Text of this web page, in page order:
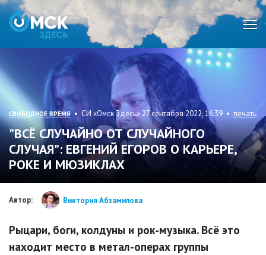
СВОБОДНОЕ ВРЕМЯ• СИ «Омск Здесь» 27 сентября 2022, 16:39 • печать
"ВСЁ СЛУЧАЙНО ОТ СЛУЧАЙНОГО
СЛУЧАЯ": ЕВГЕНИЙ ЕГОРОВ О КАРЬЕРЕ,
РОКЕ И МЮЗИКЛАХ
Автор: Виктория Абзамилова
Рыцари, боги, колдуны и рок-музыка. Всё это
находит место в метал-операх группы